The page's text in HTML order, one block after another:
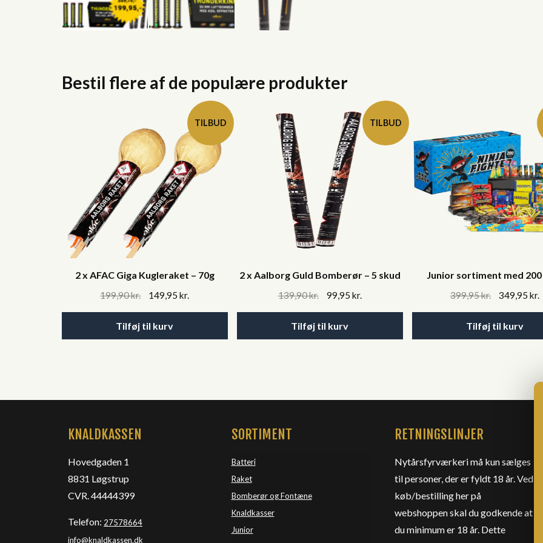
Bestil flere af de populære produkter
TILBUD
2 x AFAC Giga Kugleraket – 70g
199,90kr.
Original
was:
199,90 kr..
149,95kr.
149,95 kr..
Tilføj til kurv
TILBUD
2 x Aalborg Guld Bomberør – 5 skud
139,90kr.
Original
was:
139,90 kr..
99,95 kr.
99,95 kr..
Tilføj til kurv
Junior sortiment med
399,95kr.
Original
was:
399,95 kr..
349,95 kr.
Tilføj til kurv
KNALDKASSEN
Hovedgaden 1
8831 Løgstrup
CVR. 44444399
Telefon: 27578664
info@knaldkassen.dk
SORTIMENT
Batteri
Raket
Bomberør og Fontæne
Knaldkasser
Junior
RETNINGSLINJER
Nytårsfyrværkeri må kun sælges
til personer, der er fyldt 18 år. Ved
køb/bestilling her på
webshoppen skal du godkende at
du minimum er 18 år. Dette